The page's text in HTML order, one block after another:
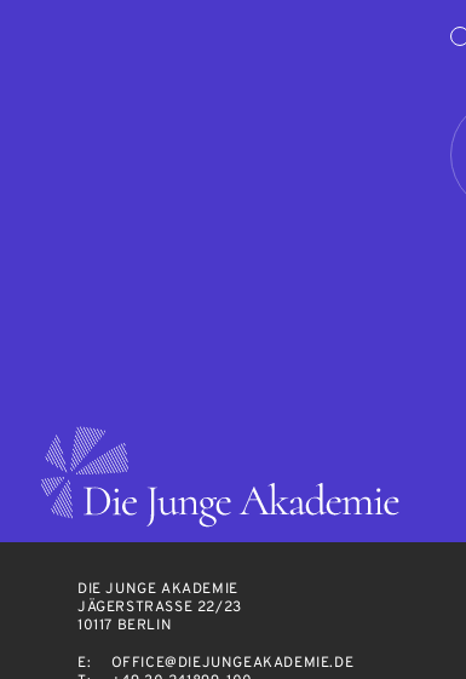
DIE JUNGE AKADEMIE
JÄGERSTRASSE 22/23
10117 BERLIN
E:
OFFICE@DIEJUNGEAKADEMIE.DE